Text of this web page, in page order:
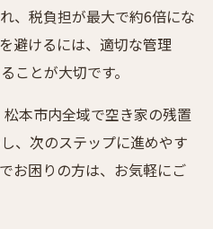
、税負担が最大で約6倍にな
避けるには、適切な管理
ことが大切です。
本市内全域で空き家の残置
、次のステップに進めやす
お困りの方は、お気軽にご